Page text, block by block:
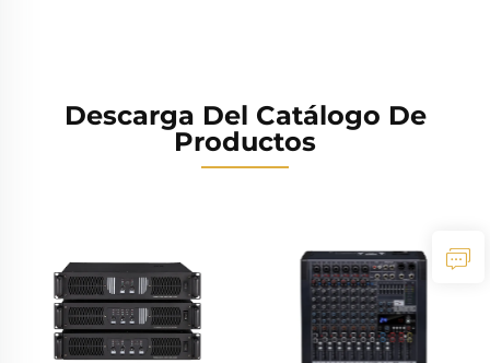
Descarga Del Catálogo De
Productos